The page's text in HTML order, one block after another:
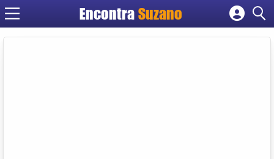
EncontraSuzano
Cadastrar empresa